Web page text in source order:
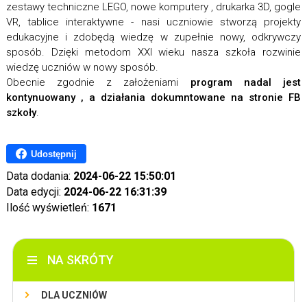
zestawy techniczne LEGO, nowe komputery , drukarka 3D, gogle
VR, tablice interaktywne - nasi uczniowie stworzą projekty
edukacyjne i zdobędą wiedzę w zupełnie nowy, odkrywczy
sposób. Dzięki metodom XXI wieku nasza szkoła rozwinie
wiedzę uczniów w nowy sposób.
Obecnie zgodnie z założeniami program nadal jest
kontynuowany , a działania dokumntowane na stronie FB
szkoły.
Udostępnij
Data dodania: 2024-06-22 15:50:01
Data edycji: 2024-06-22 16:31:39
Ilość wyświetleń: 1671
NA SKRÓTY
DLA UCZNIÓW